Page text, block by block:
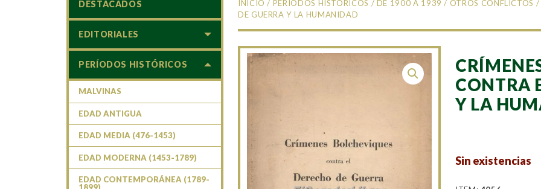
INICIO / PERÍODOS HISTÓRICOS / DE 1900 A 1939 / OTROS CONFLICTOS /
DE GUERRA Y LA HUMANIDAD
CONTRA
Y LA
Sin existencias
DESTACADOS
EDITORIALES
PERÍODOS HISTÓRICOS
MALVINAS
EDAD ANTIGUA
EDAD MEDIA (476-1453)
EDAD MODERNA (1453-1789)
EDAD CONTEMPORÁNEA (1789-